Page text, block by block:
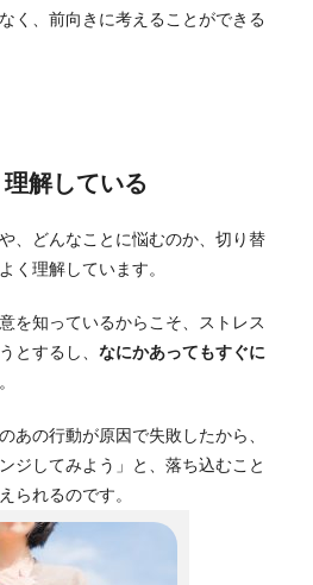
く、前向きに考えることができる
解している
、どんなことに悩むのか、切り替
く理解しています。
を知っているからこそ、ストレス
とするし、 なにかあってもすぐに
あの行動が原因で失敗したから、
ジしてみよう」と、落ち込むこと
られるのです。